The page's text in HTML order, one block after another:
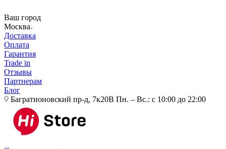
Ваш город
Москва
Доставка
Оплата
Гарантия
Trade in
Отзывы
Партнерам
Блог
Багратионовский пр-д, 7к20В Пн. – Вс.: с 10:00 до 22:00